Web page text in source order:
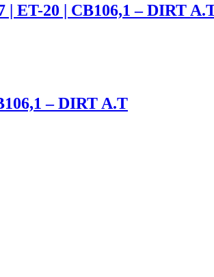
| ET-20 | CB106,1 – DIRT
– DIRT A.T